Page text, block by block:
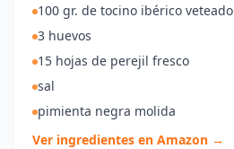
100 gr. de tocino ibérico veteado
3 huevos
15 hojas de perejil fresco
sal
pimienta negra molida
Ver ingredientes en Amazon →